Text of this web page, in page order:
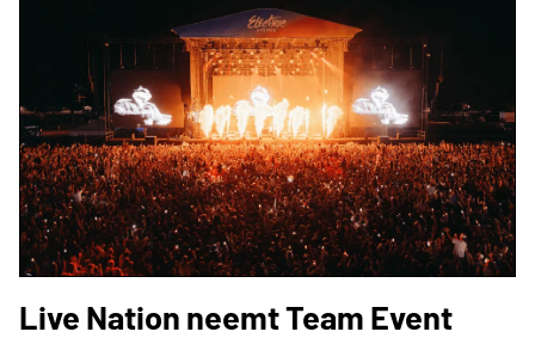
Live Nation neemt Team Event